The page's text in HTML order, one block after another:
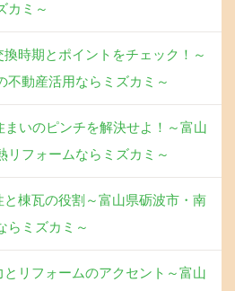
カミ～
換時期とポイントをチェック！～
不動産活用ならミズカミ～
まいのピンチを解決せよ！～富山
リフォームならミズカミ～
と棟瓦の役割～富山県砺波市・南
らミズカミ～
とリフォームのアクセント～富山